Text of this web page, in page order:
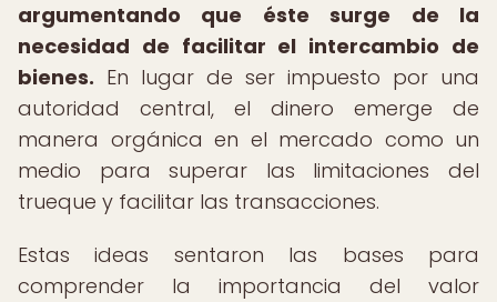
argumentando que éste surge de la
necesidad de facilitar el intercambio de
bienes. En lugar de ser impuesto por una
autoridad central, el dinero emerge de
manera orgánica en el mercado como un
medio para superar las limitaciones del
trueque y facilitar las transacciones.
Estas ideas sentaron las bases para
comprender la importancia del valor